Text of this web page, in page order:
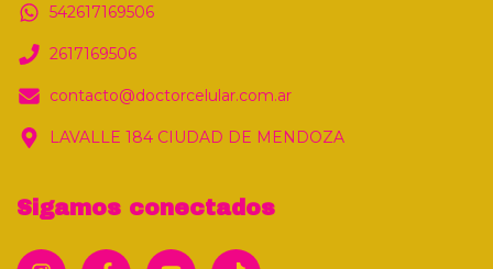
542617169506
2617169506
contacto@doctorcelular.com.ar
LAVALLE 184 CIUDAD DE MENDOZA
Sigamos conectados